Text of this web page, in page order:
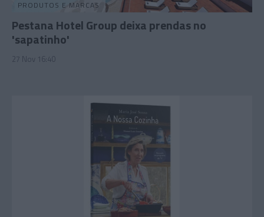
PRODUTOS E MARCAS
Pestana Hotel Group deixa prendas no
'sapatinho'
27 Nov 16:40